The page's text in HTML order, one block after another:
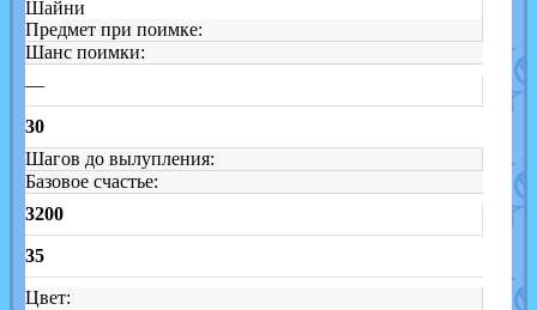
Шайни
Предмет при поимке:
Шанс поимки:
—
30
Шагов до вылупления:
Базовое счастье:
3200
35
Цвет: